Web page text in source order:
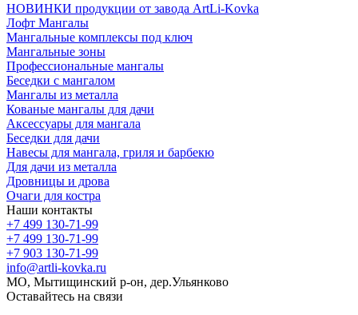
НОВИНКИ продукции от завода ArtLi-Kovka
Лофт Мангалы
Мангальные комплексы под ключ
Мангальные зоны
Профессиональные мангалы
Беседки с мангалом
Мангалы из металла
Кованые мангалы для дачи
Аксессуары для мангала
Беседки для дачи
Навесы для мангала, гриля и барбекю
Для дачи из металла
Дровницы и дрова
Очаги для костра
Наши контакты
+7 499 130-71-99
+7 499 130-71-99
+7 903 130-71-99
info@artli-kovka.ru
МО, Мытищинский р-он, дер.Ульянково
Оставайтесь на связи